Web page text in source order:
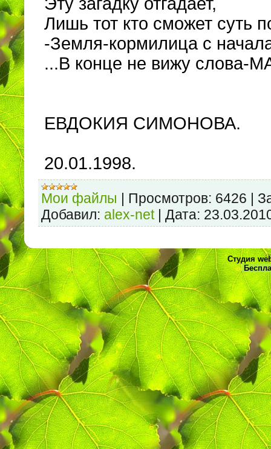
Эту загадку отгадает,
Лишь тот кто сможет суть
-Земля-кормилица с
...В конце не вижу слова-
ЕВДОКИЯ СИМОНОВА.
20.01.1998.
Мои файлы Просмотров: 6426
Добавил: alex-net| Дата:
Студия